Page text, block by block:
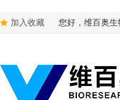
加入收藏 您好，维百奥生